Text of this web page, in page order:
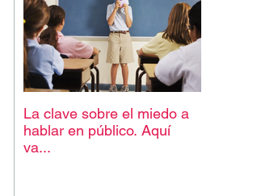
La clave sobre el miedo a
hablar en público. Aquí
va...